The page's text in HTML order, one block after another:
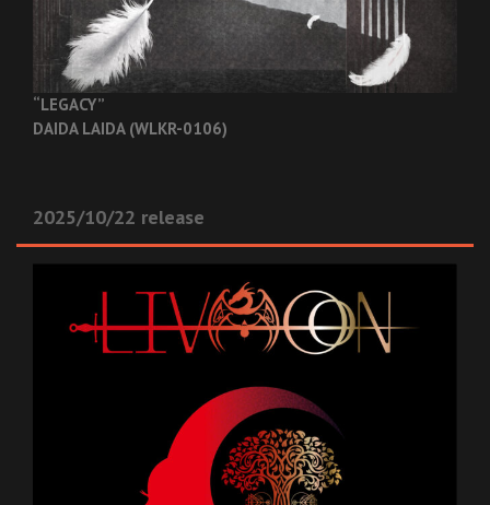
“LEGACY”
DAIDA LAIDA (WLKR-0106)
2025/10/22 release